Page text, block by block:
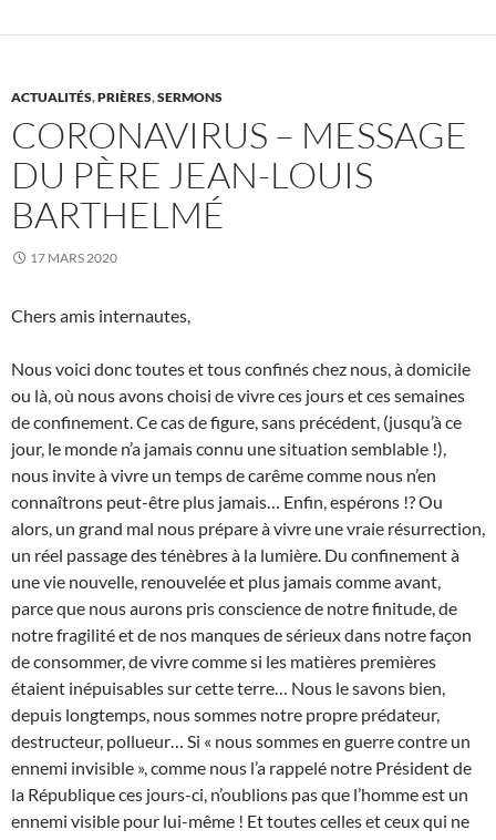
ACTUALITÉS,PRIÈRES,SERMONS
CORONAVIRUS – MESSAGE
DU PÈRE JEAN-LOUIS
BARTHELMÉ
17 MARS 2020
Chers amis internautes,
Nous voici donc toutes et tous confinés chez nous, à domicile
ou là, où nous avons choisi de vivre ces jours et ces semaines
de confinement. Ce cas de figure, sans précédent, (jusqu’à ce
jour, le monde n’a jamais connu une situation semblable !),
nous invite à vivre un temps de carême comme nous n’en
connaîtrons peut-être plus jamais… Enfin, espérons !? Ou
alors, un grand mal nous prépare à vivre une vraie résurrection,
un réel passage des ténèbres à la lumière. Du confinement à
une vie nouvelle, renouvelée et plus jamais comme avant,
parce que nous aurons pris conscience de notre finitude, de
notre fragilité et de nos manques de sérieux dans notre façon
de consommer, de vivre comme si les matières premières
étaient inépuisables sur cette terre… Nous le savons bien,
depuis longtemps, nous sommes notre propre prédateur,
destructeur, pollueur… Si « nous sommes en guerre contre un
ennemi invisible », comme nous l’a rappelé notre Président de
la République ces jours-ci, n’oublions pas que l’homme est un
ennemi visible pour lui-même ! Et toutes celles et ceux qui ne